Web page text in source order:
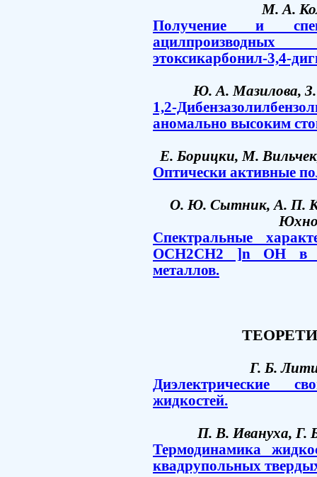
М. А.
Получение и
этоксикарбонил-3,4-
Ю. А. Мазилова,
1,2-
аномально высоким
Е. Борицки, М.
Оптически активные
О. Ю. Сытник, А. П.
Спектральные
OCH2CH2 ]n OH в
металлов.
Г. Б.
Диэлектрические
жидкостей.
П. В. Ивануха, Г.
Термодинамика
квадрупольных